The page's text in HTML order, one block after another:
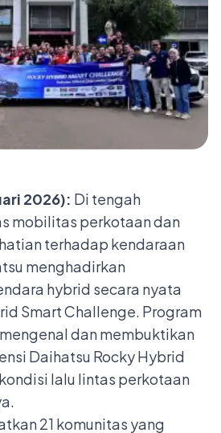
2026): Di tengah
mobilitas perkotaan dan
terhadap kendaraan
menghadirkan
hybrid secara nyata
Smart Challenge. Program
dan membuktikan
Daihatsu Rocky Hybrid
lalu lintas perkotaan
21 komunitas yang